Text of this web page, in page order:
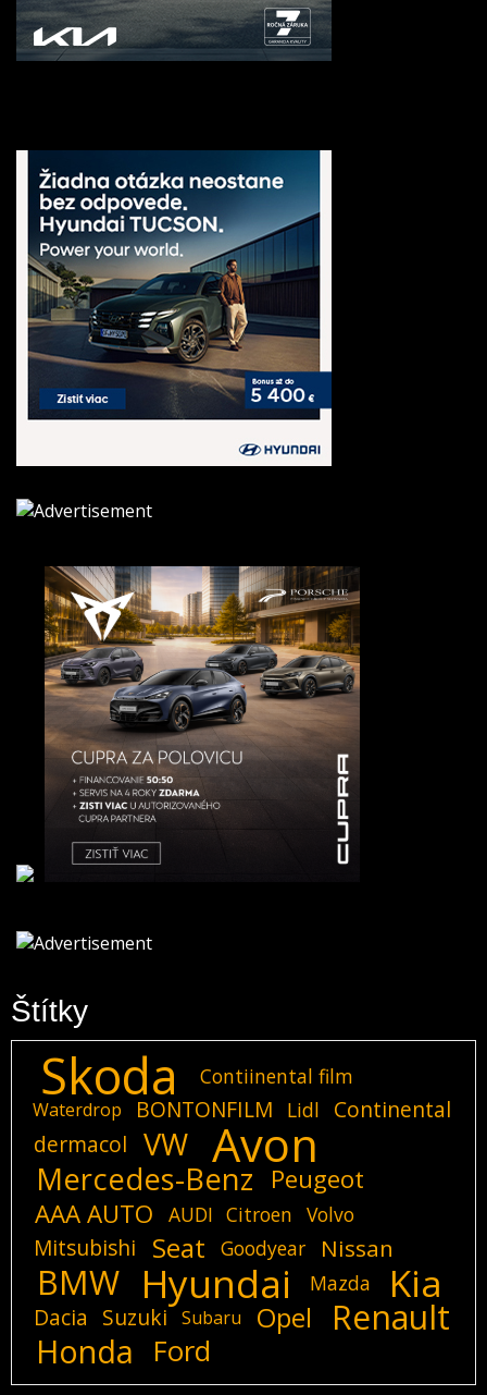
Štítky
Skoda Contiinental film
Waterdrop BONTONFILM Lidl
Continental
dermacol
VW Avon
Mercedes-Benz
Peugeot
AAA AUTO
AUDI Citroen Volvo
Mitsubishi Seat Goodyear Nissan
BMW Hyundai Mazda Kia
Dacia Suzuki Subaru Opel Renault
Honda Ford